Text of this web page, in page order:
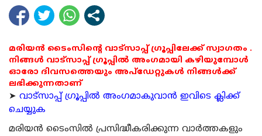
മരിയൻ ടൈംസിന്റെ വാട്സാപ്പ് ഗ്രൂപ്പിലേക്ക് സ്വാഗതം .
നിങ്ങൾ വാട്സാപ്പ് ഗ്രൂപ്പിൽ അംഗമായി കഴിയുമ്പോൾ
ഓരോ ദിവസത്തെയും അപ്ഡേറ്റുകൾ നിങ്ങൾക്ക്
ലഭിക്കുന്നതാണ്
➤ വാട്സാപ്പ് ഗ്രൂപ്പിൽ അംഗമാകുവാൻ ഇവിടെ ക്ലിക്ക്
ചെയ്യുക
മരിയന്‍ ടൈംസില്‍ പ്രസിദ്ധീകരിക്കുന്ന വാര്‍ത്തകളും